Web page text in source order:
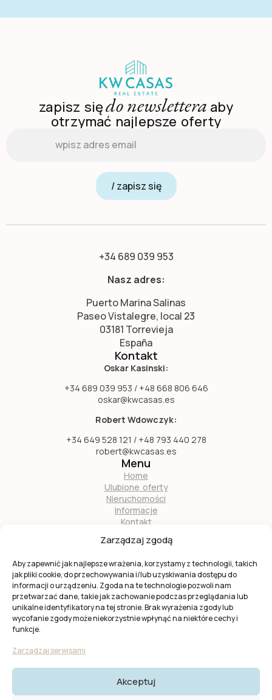
Zarządzaj zgodą
Aby zapewnić jak najlepsze wrażenia, korzystamy z technologii, takich
jak pliki cookie, do przechowywania i/lub uzyskiwania dostępu do
informacji o urządzeniu. Zgoda na te technologie pozwoli nam
przetwarzać dane, takie jak zachowanie podczas przeglądania lub
unikalne identyfikatory na tej stronie. Brak wyrażenia zgody lub
wycofanie zgody może niekorzystnie wpłynąć na niektóre cechy i
funkcje.
Zarządzaj serwisami
Akceptuj
zapisz siędo newslettera aby
otrzymać najlepsze oferty
/ zapisz się
+34 689 039 953
Nasz adres:
Puerto Marina Salinas
Paseo Vistalegre, local 23
03181 Torrevieja
España
Kontakt
Oskar Kasinski:
+34 689 039 953 / +48 668 806 646
oskar@kwcasas.es
Robert Wdowczyk:
+34 649 528 121 / +48 793 440 278
robert@kwcasas.es
Menu
Home
Ulubione oferty
Nieruchomości
Informacje
Kontakt
Zostań naszym partnerem
Ta strona jest chroniona przez